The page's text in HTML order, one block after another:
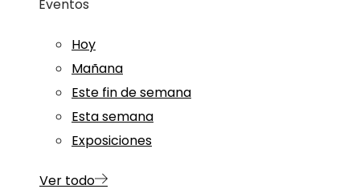
Eventos
Hoy
Mañana
Este fin de semana
Esta semana
Exposiciones
Ver todo